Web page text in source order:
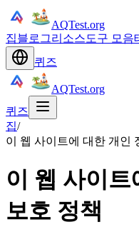
AQTest.org
집블로그리소스도구 모음
퀴즈
AQTest.org
퀴즈
집/
이 웹 사이트에 대한 개인
이 웹 사이
보호 정책